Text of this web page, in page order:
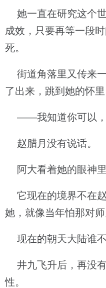
她一直在研究这个
成效，只要再等一段
死。
街道角落里又传来
了出来，跳到她的怀
——我知道你可以，
赵腊月没有说话。
阿大看着她的眼神里
它现在的境界不在
她，就像当年怕那对师
现在的朝天大陆谁
井九飞升后，再没
性。